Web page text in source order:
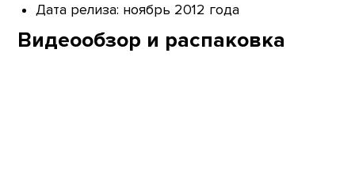
Дата релиза: ноябрь 2012 года
Видеообзор и распаковка